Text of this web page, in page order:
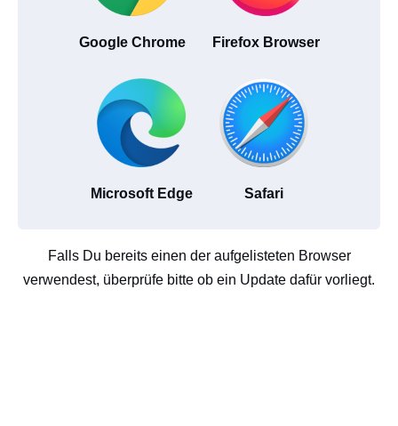
Google Chrome Firefox Browser
Microsoft Edge Safari
Falls Du bereits einen der aufgelisteten Browser
verwendest, überprüfe bitte ob ein Update dafür vorliegt.